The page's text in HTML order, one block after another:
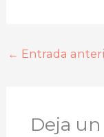
← Entrada
Deja